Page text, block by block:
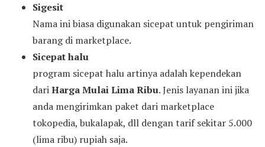
Sigesit
Nama ini biasa digunakan sicepat untuk pengiriman
barang di marketplace.
Sicepat halu
program sicepat halu artinya adalah kependekan
dariHarga Mulai Lima Ribu. Jenis layanan ini jika
anda mengirimkan paket dari marketplace
tokopedia, bukalapak, dll dengan tarif sekitar 5.000
(lima ribu) rupiah saja.